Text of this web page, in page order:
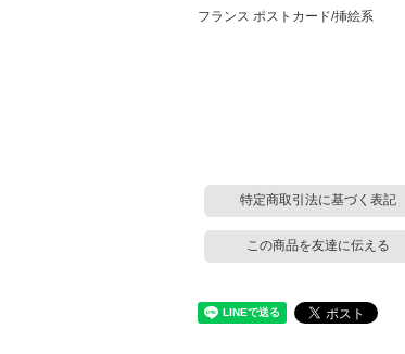
フランス ポストカード/挿絵系
特定商取引法に基づく表記
この商品を友達に伝える